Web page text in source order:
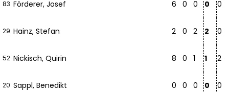
83 Förderer, Josef 6 0 0 0 0
29 Hainz, Stefan 2 0 2 2 0
52 Nickisch, Quirin 8 0 1 1 2
20 Sappl, Benedikt 0 0 0 0 0